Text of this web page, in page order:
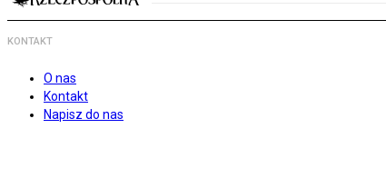
KONTAKT
O nas
Kontakt
Napisz do nas